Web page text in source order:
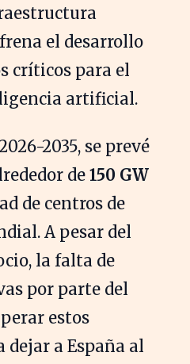
el desarrollo
críticos para el
artificial.
2035, se prevé
de 150 GW
de centros de
A pesar del
la falta de
por parte del
estos
dejar a España al